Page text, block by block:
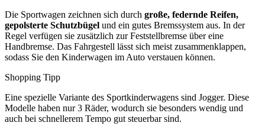
Die Sportwagen zeichnen sich durch große, federnde Reifen,
gepolsterte Schutzbügel und ein gutes Bremssystem aus. In der
Regel verfügen sie zusätzlich zur Feststellbremse über eine
Handbremse. Das Fahrgestell lässt sich meist zusammenklappen,
sodass Sie den Kinderwagen im Auto verstauen können.
Shopping Tipp
Eine spezielle Variante des Sportkinderwagens sind Jogger. Diese
Modelle haben nur 3 Räder, wodurch sie besonders wendig und
auch bei schnellerem Tempo gut steuerbar sind.